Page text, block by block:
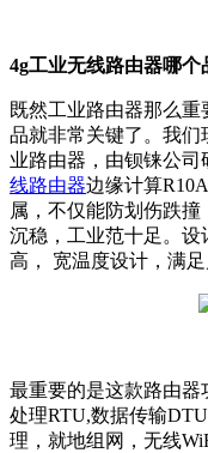
4g工业无线路由器哪个
既然工业路由器那么
品就非常关键了。我们
业路由器，由钡铼公
线路由器边缘计算
属，不仅能防划伤跌
沉稳，工业范十足。
高， 宽温度设计，满足
最重要的是这款路由
处理RTU,数据传输
理，就地组网，无线